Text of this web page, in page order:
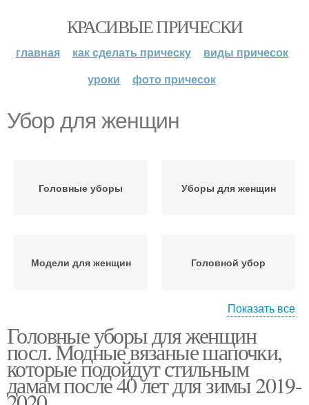
КРАСИВЫЕ ПРИЧЕСКИ
главная как сделать прическу
виды причесок
уроки
фото причесок
Убор для женщин
Головные уборы Уборы для женщин
Модели для женщин Головной убор
Год для женщин Береты для женщин
Показать все
Головные уборы для женщин
посл. Модные вязаные шапочки,
которые подойдут стильным
дамам после 40 лет для зимы 2019-